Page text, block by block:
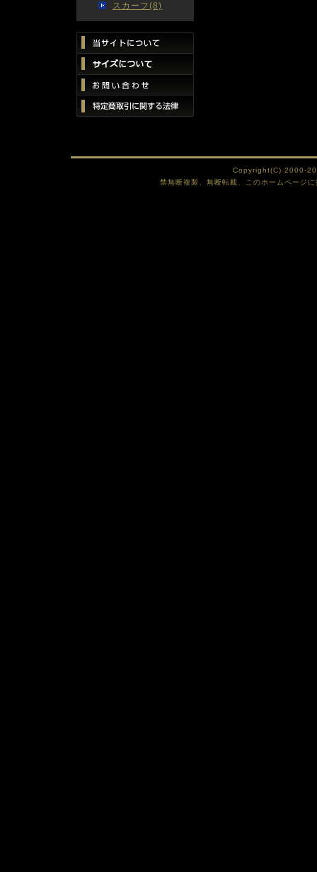
スカーフ(8)
Copyright(C) 2000-
禁無断複製、無断転載、このホームページ